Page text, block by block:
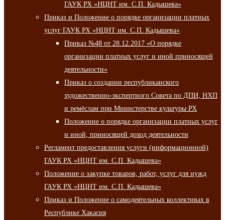
ГАУК РХ «НЦНТ им. С.П. Кадышева»
Приказ и Положение о порядке организации платных
услуг ГАУК РХ «НЦНТ им. С.П. Кадышева»
Приказ №48 от 28.12.2017 «О порядке
организации платных услуг и иной приносящей
деятельности»
Приказ о создании республиканского
художественно-экспертного Совета по ДПИ, НХП
и ремёслам при Министерстве культуры РХ
Положение о порядке организации платных услуг
и иной, приносящей доход деятельности
Регламент предоставления услуги (информационной)
ГАУК РХ «НЦНТ им. С.П. Кадышева»
Положение о закупке товаров, работ, услуг для нужд
ГАУК РХ «НЦНТ им. С.П. Кадышева»
Приказ и Положение о самодеятельных коллективах в
Республике Хакасия